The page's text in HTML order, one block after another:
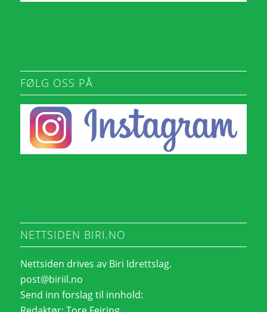
FØLG OSS PÅ
NETTSIDEN BIRI.NO
Nettsiden drives av Biri Idrettslag.
post@biriil.no
Send inn forslag til innhold: